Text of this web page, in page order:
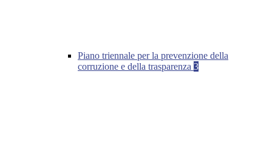
Piano triennale per la prevenzione della
corruzione e della trasparenza 3